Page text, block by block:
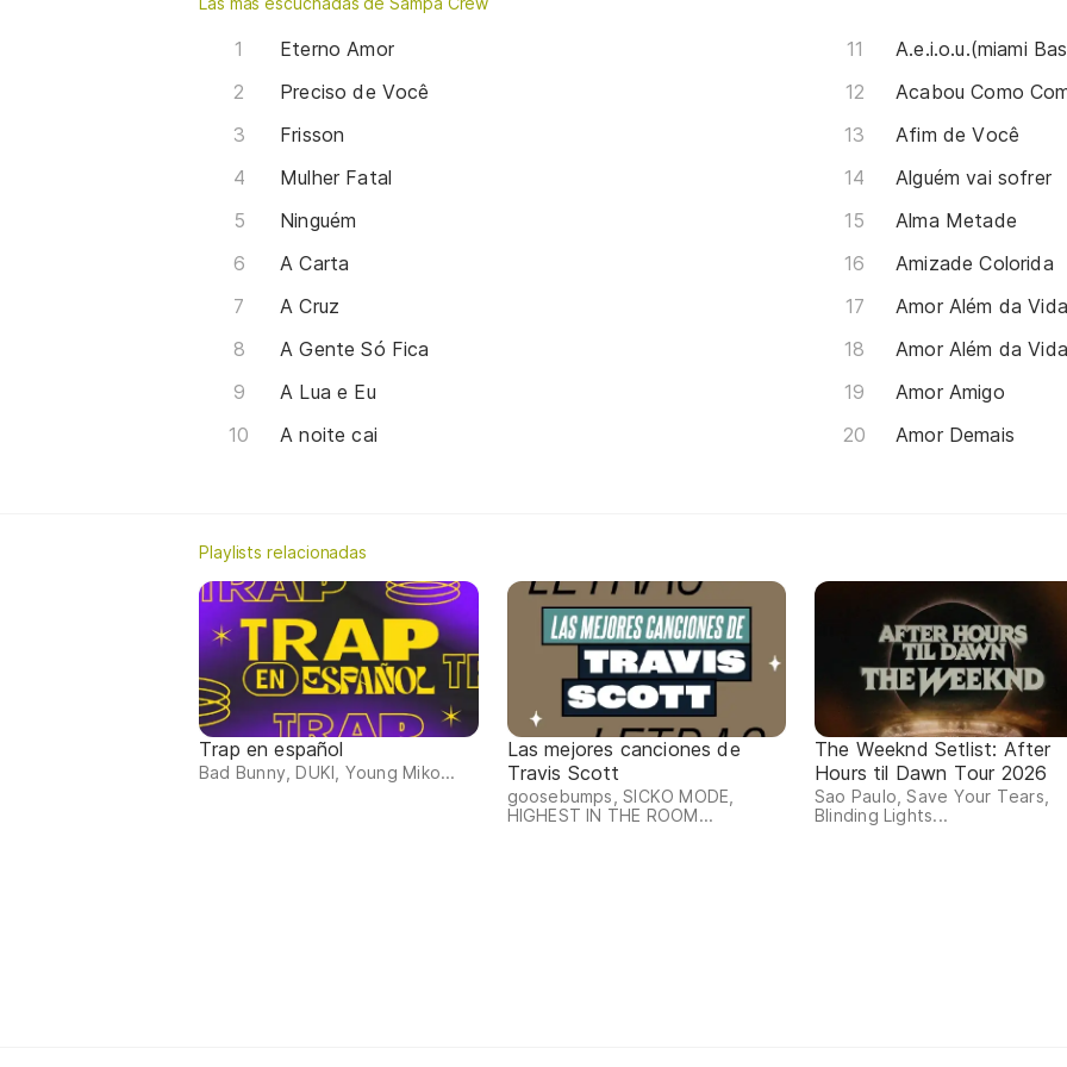
Eterno Amor
Preciso de Você
Frisson
Mulher Fatal
Ninguém
A Carta
A Cruz
A Gente Só Fica
A Lua e Eu
A noite cai
A.e.i.o.u.(miami
Acabou Como
Afim de Você
Alguém vai sofrer
Alma Metade
Amizade Colorida
Amor Além da Vida
Amor Além da Vida
Amor Amigo
Amor Demais
Playlists relacionadas
Trap en español
Bad Bunny, DUKI, Young Miko...
Las mejores canciones de
Travis Scott
goosebumps, SICKO MODE,
HIGHEST IN THE ROOM...
The Weeknd Setlist: After
Hours til Dawn Tour 2026
Sao Paulo, Save Your Tears,
Blinding Lights...